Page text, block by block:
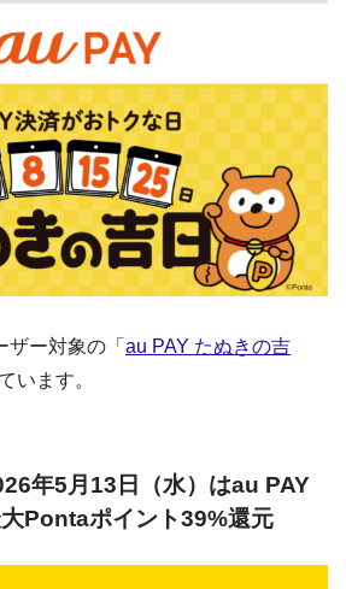
ー対象の「 au PAY たぬきの吉
います。
年5月13日（水）はau PAY
Pontaポイント39%還元